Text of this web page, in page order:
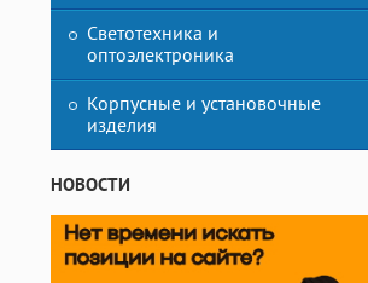
Светотехника и
оптоэлектроника
Корпусные и установочные
изделия
НОВОСТИ